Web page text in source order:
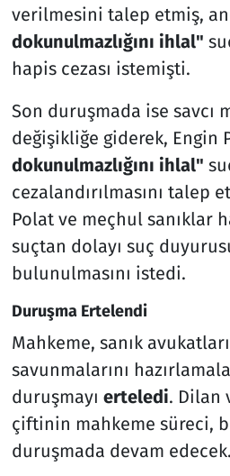
verilmesini talep etmiş,
dokunulmazlığını ihlal"
hapis cezası istemişti.
Son duruşmada ise savcı
değişikliğe giderek, Engin
dokunulmazlığını ihlal"
cezalandırılmasını talep
Polat ve meçhul sanıklar
suçtan dolayı suç
bulunulmasını istedi.
Duruşma Ertelendi
Mahkeme, sanık
savunmalarını
duruşmayı erteledi. Dilan
çiftinin mahkeme süreci,
duruşmada devam edecek.